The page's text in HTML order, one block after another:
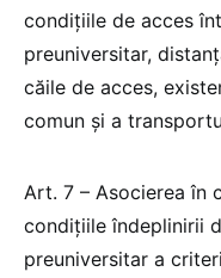
condițiile de acces
preuniversitar,
căile de acces,
comun și a
Art. 7 – Asocierea în
condițiile îndeplinirii
preuniversitar a